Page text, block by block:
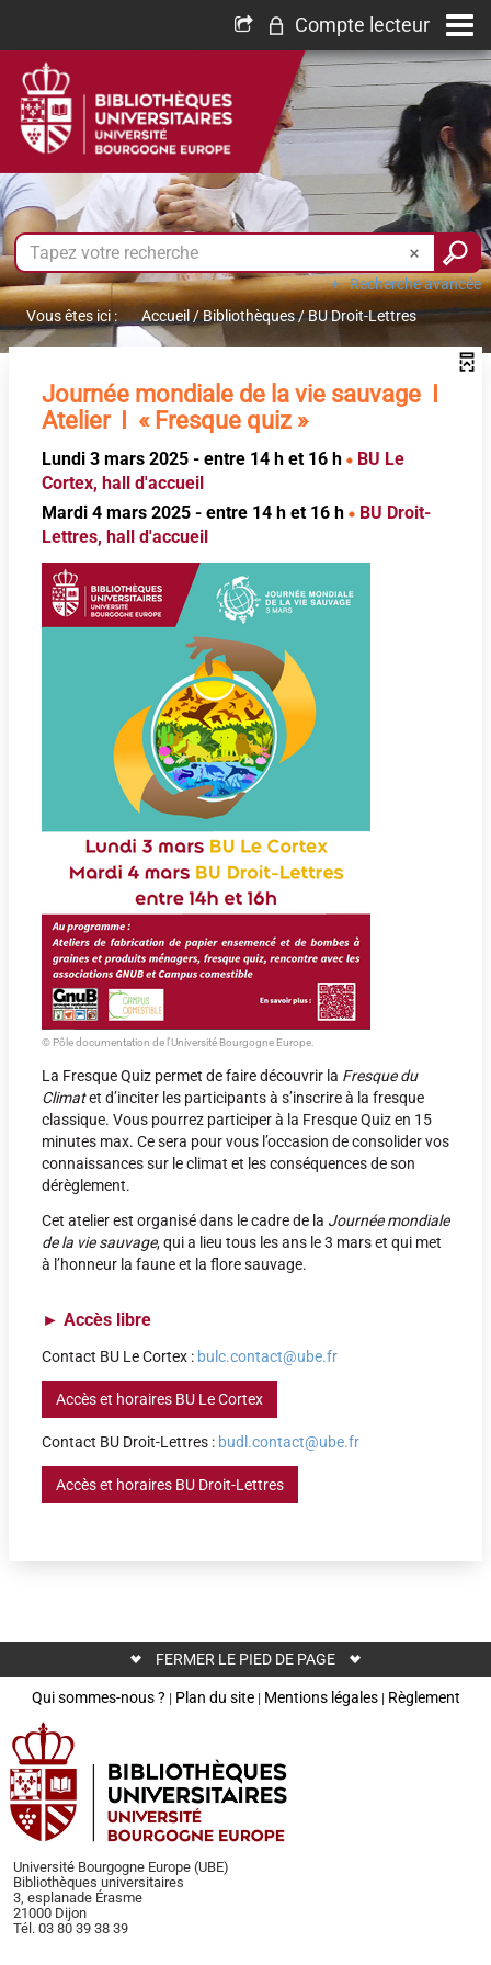
Compte lecteur
Recherche avancée
Vous êtes ici :
Accueil /Bibliothèques/BU Droit-Lettres
Journée mondiale de la vie sauvage I
Atelier I « Fresque quiz »
Lundi 3 mars 2025 - entre 14 h et 16 h
BU Le
Cortex, hall d'accueil
Mardi 4 mars 2025 - entre 14 h et 16 h
BU Droit-
Lettres, hall d'accueil
© Pôle documentation de l'Université Bourgogne Europe.
La Fresque Quiz permet de faire découvrir la Fresque du
Climatet d’inciter les participants à s’inscrire à la fresque
classique. Vous pourrez participer à la Fresque Quiz en 15
minutes max. Ce sera pour vous l’occasion de consolider vos
connaissances sur le climat et les conséquences de son
dérèglement.
Cet atelier est organisé dans le cadre de la Journée mondiale
de la vie sauvage, qui a lieu tous les ans le 3 mars et qui met
à l’honneur la faune et la flore sauvage.
► Accès libre
Contact BU Le Cortex : bulc.contact@ube.fr
Accès et horaires BU Le Cortex
Contact BU Droit-Lettres : budl.contact@ube.fr
Accès et horaires BU Droit-Lettres
FERMER LE PIED DE PAGE
Qui sommes-nous ? | Plan du site| Mentions légales| Règlement
Université Bourgogne Europe (UBE)
Bibliothèques universitaires
3, esplanade Érasme
21000 Dijon
Tél. 03 80 39 38 39